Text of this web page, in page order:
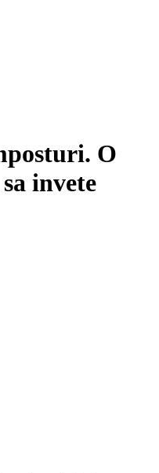
O
invete